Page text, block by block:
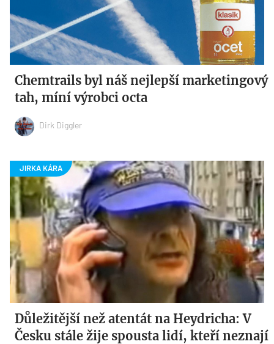
Chemtrails byl náš nejlepší marketingový
tah, míní výrobci octa
Dirk Diggler
Důležitější než atentát na Heydricha: V
Česku stále žije spousta lidí, kteří neznají